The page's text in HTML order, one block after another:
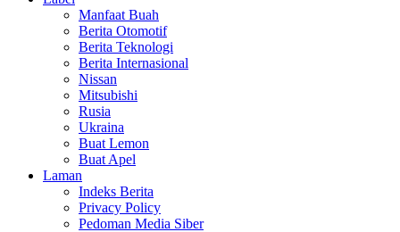
Manfaat Buah
Berita Otomotif
Berita Teknologi
Berita Internasional
Nissan
Mitsubishi
Rusia
Ukraina
Buat Lemon
Buat Apel
Laman
Indeks Berita
Privacy Policy
Pedoman Media Siber